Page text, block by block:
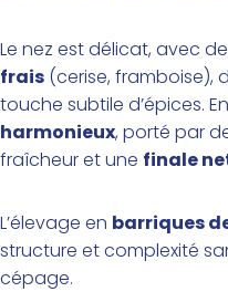
Le nez est délicat, avec
frais (cerise, framboise),
touche subtile d’épices.
harmonieux, porté par
fraîcheur et une finale
L’élevage en barriques
structure et complexité
cépage.